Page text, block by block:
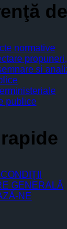
normative
si
publice
GENERALĂ
NE